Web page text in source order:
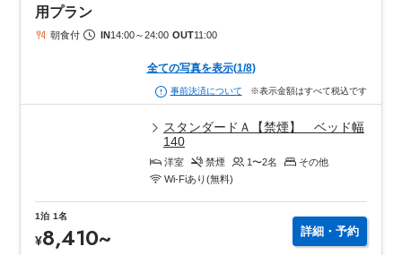
用プラン
朝食付 IN14:00～24:00 OUT11:00
全ての写真を表示(1/8)
事前決済について ※表示金額はすべて税込です
スタンダードＡ【禁煙】 ベッド幅
140
洋室 禁煙 1〜2名
その他
Wi-Fiあり(無料)
1泊 1名
¥8,410~ 詳細・予約